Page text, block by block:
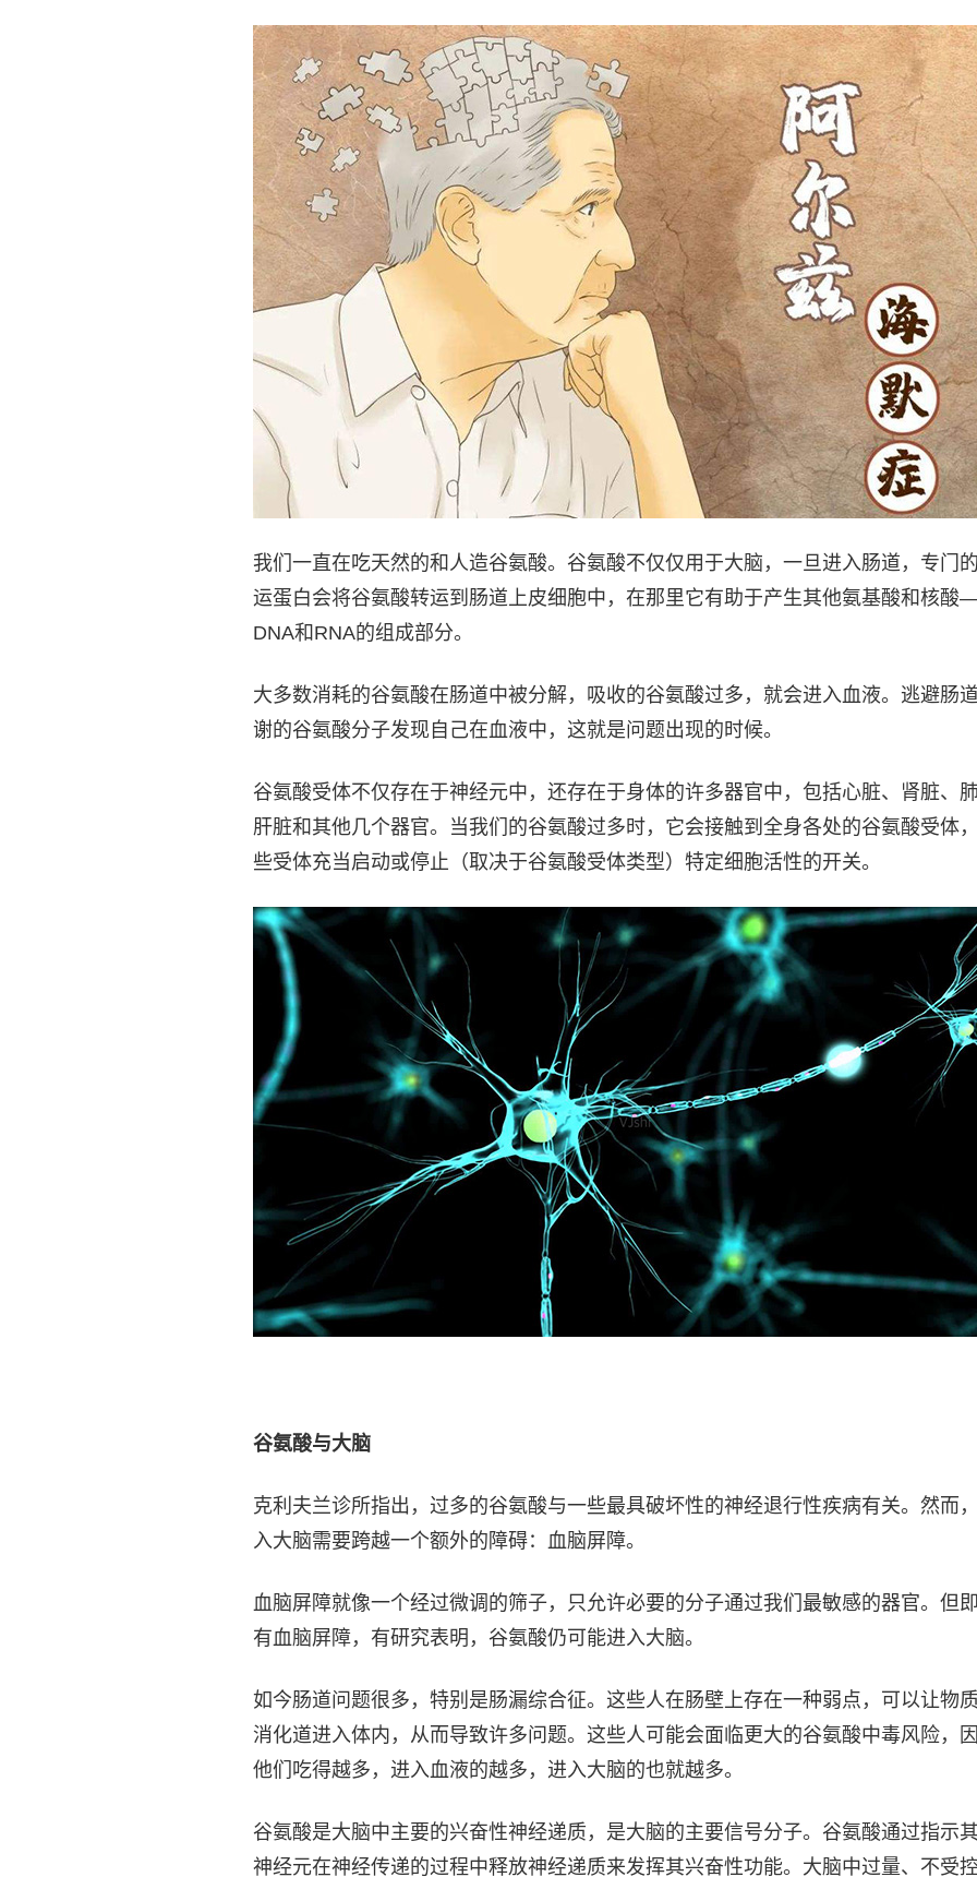
我们一直在吃天然的和人造谷氨酸。谷氨酸不仅仅用于大脑，一旦进入肠道，专门
运蛋白会将谷氨酸转运到肠道上皮细胞中，在那里它有助于产生其他氨基酸和核
DNA和RNA的组成部分。
大多数消耗的谷氨酸在肠道中被分解，吸收的谷氨酸过多，就会进入血液。逃避肠
谢的谷氨酸分子发现自己在血液中，这就是问题出现的时候。
谷氨酸受体不仅存在于神经元中，还存在于身体的许多器官中，包括心脏、肾脏、
肝脏和其他几个器官。当我们的谷氨酸过多时，它会接触到全身各处的谷氨酸受体
些受体充当启动或停止（取决于谷氨酸受体类型）特定细胞活性的开关。
谷氨酸与大脑
克利夫兰诊所指出，过多的谷氨酸与一些最具破坏性的神经退行性疾病有关。然而
入大脑需要跨越一个额外的障碍：血脑屏障。
血脑屏障就像一个经过微调的筛子，只允许必要的分子通过我们最敏感的器官。但
有血脑屏障，有研究表明，谷氨酸仍可能进入大脑。
如今肠道问题很多，特别是肠漏综合征。这些人在肠壁上存在一种弱点，可以让物
消化道进入体内，从而导致许多问题。这些人可能会面临更大的谷氨酸中毒风险，
他们吃得越多，进入血液的越多，进入大脑的也就越多。
谷氨酸是大脑中主要的兴奋性神经递质，是大脑的主要信号分子。谷氨酸通过指示
神经元在神经传递的过程中释放神经递质来发挥其兴奋性功能。大脑中过量、不受